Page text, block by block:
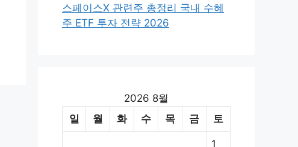
스페이스X 관련주 총정리 국내 수혜
주 ETF 투자 전략 2026
2026 8월
일
월 화 수 목 금 토
1